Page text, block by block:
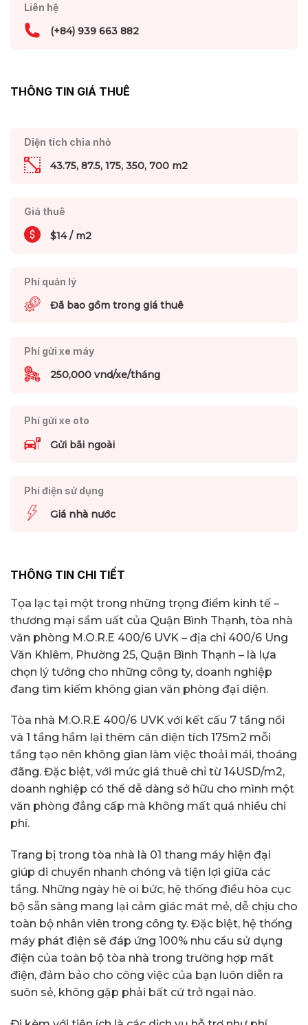
Liên hệ
(+84) 939 663 882
THÔNG TIN GIÁ THUÊ
Diện tích chia nhỏ
43.75, 87.5, 175, 350, 700 m2
Giá thuê
$14 / m2
Phí quản lý
Đã bao gồm trong giá thuê
Phí gửi xe máy
250,000 vnd/xe/tháng
Phí gửi xe oto
Gửi bãi ngoài
Phí điện sử dụng
Giá nhà nước
THÔNG TIN CHI TIẾT
Tọa lạc tại một trong những trọng điểm kinh tế –
thương mại sầm uất của Quận Bình Thạnh, tòa nhà
văn phòng M.O.R.E 400/6 UVK – địa chỉ 400/6 Ung
Văn Khiêm, Phường 25, Quận Bình Thạnh – là lựa
chọn lý tưởng cho những công ty, doanh nghiệp
đang tìm kiếm không gian văn phòng đại diện.
Tòa nhà M.O.R.E 400/6 UVK với kết cấu 7 tầng nổi
và 1 tầng hầm lại thêm căn diện tích 175m2 mỗi
tầng tạo nên không gian làm việc thoải mái, thoáng
đãng. Đặc biệt, với mức giá thuê chỉ từ 14USD/m2,
doanh nghiệp có thể dễ dàng sở hữu cho mình một
văn phòng đẳng cấp mà không mất quá nhiều chi
phí.
Trang bị trong tòa nhà là 01 thang máy hiện đại
giúp di chuyển nhanh chóng và tiện lợi giữa các
tầng. Những ngày hè oi bức, hệ thống điều hòa cục
bộ sẵn sàng mang lại cảm giác mát mẻ, dễ chịu cho
toàn bộ nhân viên trong công ty. Đặc biệt, hệ thống
máy phát điện sẽ đáp ứng 100% nhu cầu sử dụng
điện của toàn bộ tòa nhà trong trường hợp mất
điện, đảm bảo cho công việc của bạn luôn diễn ra
suôn sẻ, không gặp phải bất cứ trở ngại nào.